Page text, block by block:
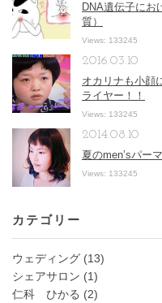
DNA遺伝子にお
質）
Views: 133245
オカリナも小顔
ライヤー！！
2016.03.10
Views: 133245
夏のmen’sパー
2014.08.10
Views: 133245
カテゴリー
ウェディング (13)
シェアサロン (1)
仁科 ひかる (2)